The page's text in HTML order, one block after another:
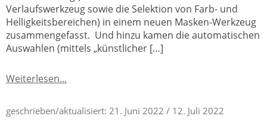
Verlaufswerkzeug sowie die Selektion von Farb- und
Helligkeitsbereichen) in einem neuen Masken-Werkzeug
zusammengefasst. Und hinzu kamen die automatischen
Auswahlen (mittels „künstlicher […]
Weiterlesen...
geschrieben/aktualisiert: 21. Juni 2022 / 12. Juli 2022